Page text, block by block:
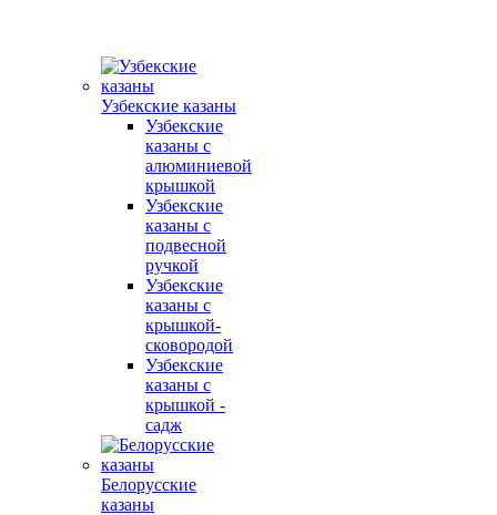
Узбекские казаны
Узбекские
казаны с
алюминиевой
крышкой
Узбекские
казаны с
подвесной
ручкой
Узбекские
казаны с
крышкой-
сковородой
Узбекские
казаны с
крышкой -
садж
Белорусские
казаны